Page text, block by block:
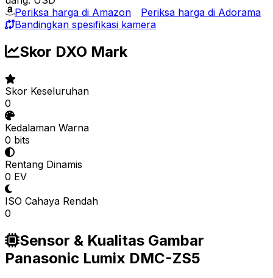
Periksa harga di Amazon
Periksa harga di Adorama
Bandingkan spesifikasi kamera
Skor DXO Mark
Skor Keseluruhan
0
Kedalaman Warna
0 bits
Rentang Dinamis
0 EV
ISO Cahaya Rendah
0
Sensor & Kualitas Gambar
Panasonic Lumix DMC-ZS5